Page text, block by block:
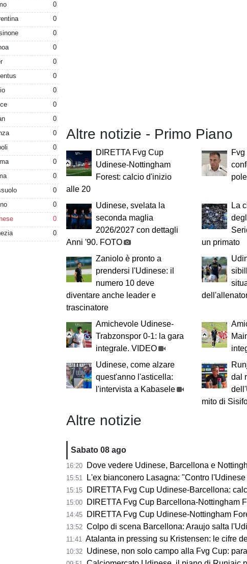
0
0
0
0
0
0
0
0
0
0
0
0
0
0
0
0
0
Altre notizie - Primo Piano
DIRETTA Fvg Cup
Udinese-Nottingham
Forest: calcio d'inizio
alle 20
Udinese, svelata la
seconda maglia
2026/2027 con dettagli
Anni '90. FOTO
La
un primato
Zaniolo è pronto a
prendersi l'Udinese: il
numero 10 deve
diventare anche leader e
trascinatore
Amichevole Udinese-
Trabzonspor 0-1: la gara
integrale. VIDEO
Udinese, come alzare
quest'anno l'asticella:
l'intervista a Kabasele
dal
mito di
Altre notizie
Sabato 08 ago
16:20 Dove vedere Udinese, Barcellona e Nottingham Forest in
15:51 L'ex bianconero Lasagna: "Contro l'Udinese sarà
15:15 DIRETTA Fvg Cup Udinese-Barcellona:
15:00 DIRETTA Fvg Cup Barcellona-Nottingham
14:45 DIRETTA Fvg Cup Udinese-Nottingham Forest:
13:52 Colpo di scena Barcellona: Araujo salta l'Udinese per volare a
11:41 Atalanta in pressing su Kristensen: le cifre dell'offerta e la
10:32 Udinese, non solo campo alla Fvg Cup: parata di